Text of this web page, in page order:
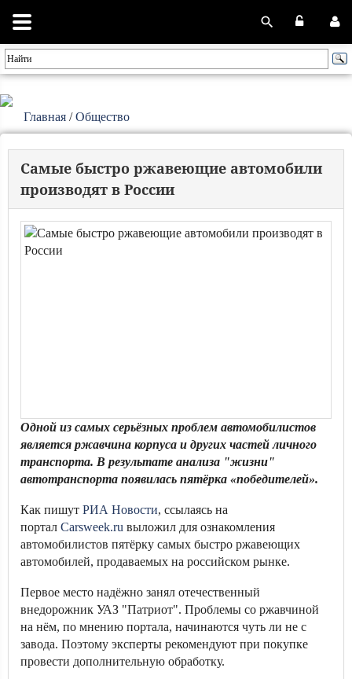
Главная /Общество
Самые быстро ржавеющие автомобили
производят в России
Одной из самых серьёзных проблем автомобилистов
является ржавчина корпуса и других частей личного
транспорта. В результате анализа "жизни"
автотранспорта появилась пятёрка «победителей».
Как пишут РИА Новости, ссылаясь на
портал Carsweek.ru выложил для ознакомления
автомобилистов пятёрку самых быстро ржавеющих
автомобилей, продаваемых на российском рынке.
Первое место надёжно занял отечественный
внедорожник УАЗ "Патриот". Проблемы со ржавчиной
на нём, по мнению портала, начинаются чуть ли не с
завода. Поэтому эксперты рекомендуют при покупке
провести дополнительную обработку.